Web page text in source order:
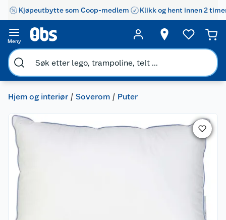
Kjøpeutbytte som Coop-medlem Klikk og hent innen 2
Meny
Hjem og interiør Soverom Puter